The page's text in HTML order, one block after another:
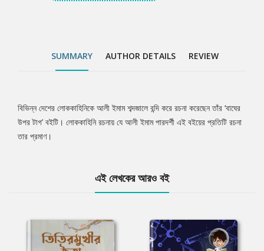
SUMMARY AUTHOR DETAILS REVIEW
Tab
Article
বিভিন্ন দেশের লোককাহিনিকে আলী ইমাম শব্দজালে বন্দি করে রচনা করেছেন তাঁর ‘বাঘের
উপর টাগ’ বইটি। লোককাহিনি রচনায় যে আলী ইমাম পারদর্শী এই বইয়ের প্রতিটি রচনা
তার প্রমাণ।
এই লেখকের আরও বই